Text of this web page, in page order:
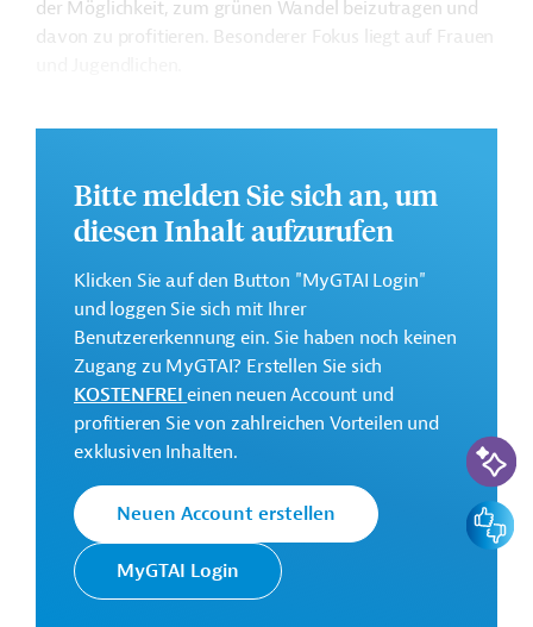
der Möglichkeit, zum grünen Wandel beizutragen und
davon zu profitieren. Besonderer Fokus liegt auf Frauen
Weitere Informationen zu dem Entwicklungsprojekt
finden Sie auf derWebseite der Weltbankgruppe
und im Originaldokument, das zum Download
GTAI informiert über dieWeltbankgruppe
Schwerpunkte, Regularien und praktische Hinweise zur
Geschäftsanbahnung.
Gesamtkosten:
400 Millionen US-Dollar
Geberbeitrag:
400 Millionen US-Dollar (IBRD, Darlehen)
Kontaktadressen
Bitte melden Sie sich an, um
diesen Inhalt aufzurufen
Klicken Sie auf den Button "MyGTAI Login"
und loggen Sie sich mit Ihrer
Benutzererkennung ein. Sie haben noch keinen
Zugang zu MyGTAI? Erstellen Sie sich
KOSTENFREIeinen neuen Account und
profitieren Sie von zahlreichen Vorteilen und
exklusiven Inhalten.
Neuen Account erstellen
MyGTAI Login
KI-